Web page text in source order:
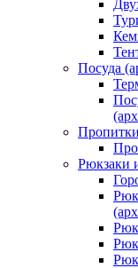
Посуда
Рюкзаки